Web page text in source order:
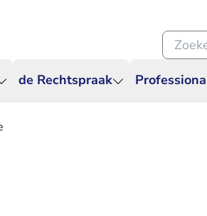
de Rechtspraak
Zoeken